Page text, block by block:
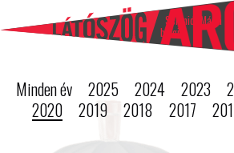
Látószög
blog Schmidt Mária
blogja
Tovább a tartalomhoz
Ugrás a lábléchez
Minden év 2025 2024 2023
2020
2019 2018 2017